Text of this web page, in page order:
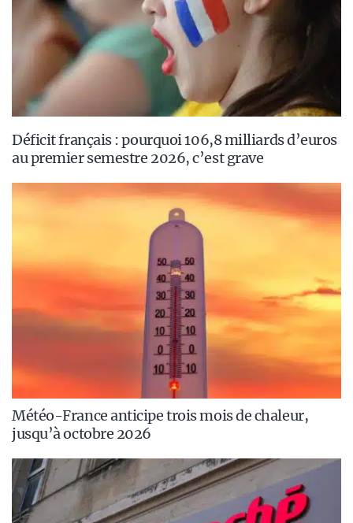
Déficit français : pourquoi 106,8 milliards d’euros
au premier semestre 2026, c’est grave
Météo-France anticipe trois mois de chaleur,
jusqu’à octobre 2026